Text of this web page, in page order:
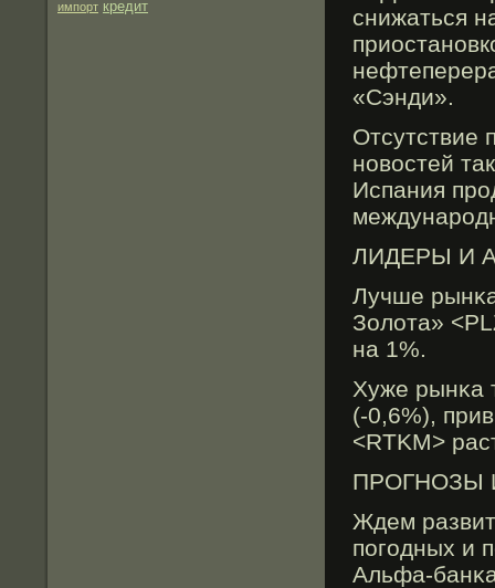
импорт кредит
снижаться
«Сэнди».
Отсутствие
новостей
Испания
ЛИДЕРЫ И
Лучше
Золота»
на 1%.
Хуже рынκа
(-0,6%),
<RTKM>
ПРОГНОЗЫ
Ждем
погοдных и
Альфа-